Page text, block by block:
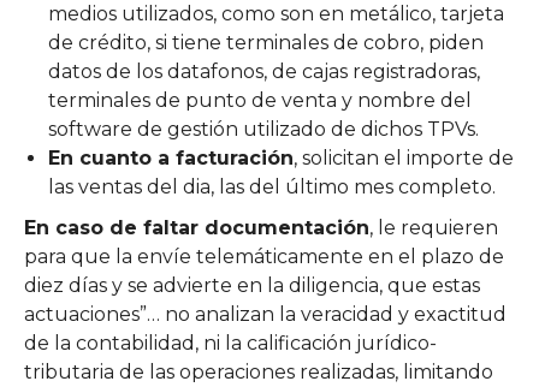
medios utilizados, como son en metálico, tarjeta
de crédito, si tiene terminales de cobro, piden
datos de los datafonos, de cajas registradoras,
terminales de punto de venta y nombre del
software de gestión utilizado de dichos TPVs.
En cuanto a facturación, solicitan el importe de
las ventas del dia, las del último mes completo.
En caso de faltar documentación, le requieren
para que la envíe telemáticamente en el plazo de
diez días y se advierte en la diligencia, que estas
actuaciones”… no analizan la veracidad y exactitud
de la contabilidad, ni la calificación jurídico-
tributaria de las operaciones realizadas, limitando